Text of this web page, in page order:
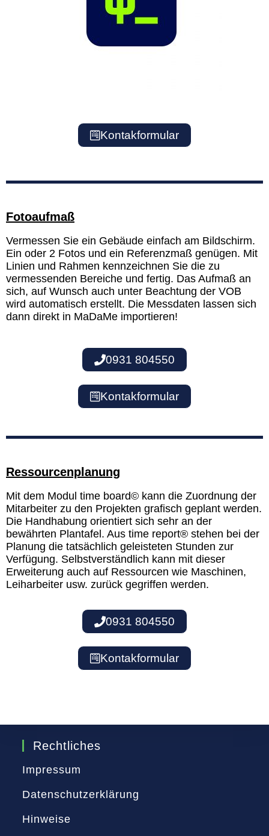
Kontakformular
Fotoaufmaß
Vermessen Sie ein Gebäude einfach am Bildschirm.
Ein oder 2 Fotos und ein Referenzmaß genügen. Mit
Linien und Rahmen kennzeichnen Sie die zu
vermessenden Bereiche und fertig. Das Aufmaß an
sich, auf Wunsch auch unter Beachtung der VOB
wird automatisch erstellt. Die Messdaten lassen sich
dann direkt in MaDaMe importieren!
0931 804550
Kontakformular
Ressourcenplanung
Mit dem Modul time board© kann die Zuordnung der
Mitarbeiter zu den Projekten grafisch geplant werden.
Die Handhabung orientiert sich sehr an der
bewährten Plantafel. Aus time report® stehen bei der
Planung die tatsächlich geleisteten Stunden zur
Verfügung. Selbstverständlich kann mit dieser
Erweiterung auch auf Ressourcen wie Maschinen,
Leiharbeiter usw. zurück gegriffen werden.
0931 804550
Kontakformular
Rechtliches
Impressum
Datenschutzerklärung
Hinweise